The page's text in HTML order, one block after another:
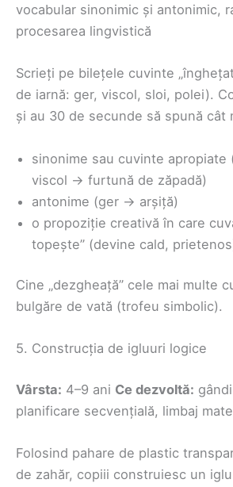
vocabular sinonimic și antonimic,
procesarea lingvistică
Scrieți pe bilețele cuvinte
de iarnă: ger, viscol, sloi, polei).
și au 30 de secunde să spună cât
sinonime sau cuvinte
viscol → furtună de zăpadă)
antonime (ger → arșiță)
o propoziție creativă în care
topește” (devine cald,
Cine „dezgheață” cele mai multe
bulgăre de vată (trofeu simbolic).
5. Construcția de igluuri logice
Vârsta: 4–9 ani Ce dezvoltă:
planificare secvențială, limbaj
Folosind pahare de plastic
de zahăr, copiii construiesc un